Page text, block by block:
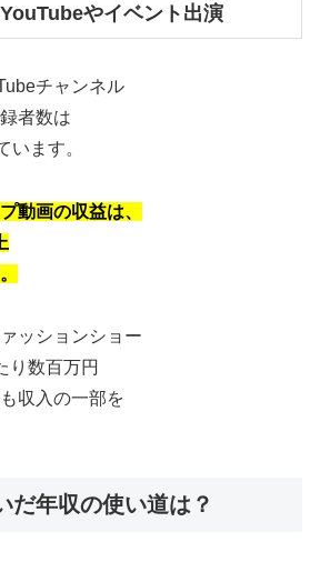
やイベント出演
チャンネル
者数は
います。
動画の収益は、
ッションショー
り数百万円
収入の一部を
だ年収の使い道は？